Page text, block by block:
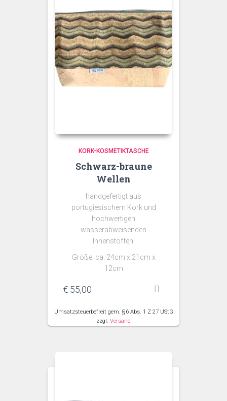
KORK-KOSMETIKTASCHE
Schwarz-braune
Wellen
handgefertigt aus
portugiesischem Kork und
hochwertigen
wasserabweisenden
Innenstoffen
Größe: ca. 24cm x 21cm x
12cm
€ 55,00
Umsatzsteuerbefreit gem. §6 Abs. 1 Z 27 UStG
zzgl. Versand